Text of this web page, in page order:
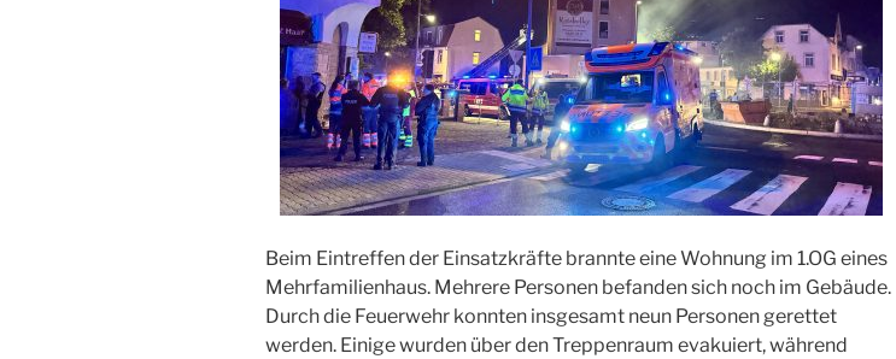
Beim Eintreffen der Einsatzkräfte brannte eine Wohnung im 1.OG eines
Mehrfamilienhaus. Mehrere Personen befanden sich noch im Gebäude.
Durch die Feuerwehr konnten insgesamt neun Personen gerettet
werden. Einige wurden über den Treppenraum evakuiert, während